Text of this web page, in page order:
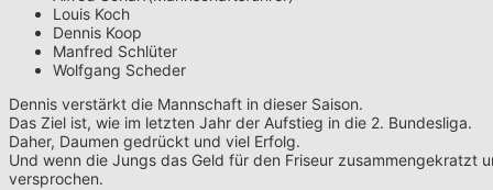
Louis Koch
Dennis Koop
Manfred Schlüter
Wolfgang Scheder
Dennis verstärkt die Mannschaft in dieser Saison.
Das Ziel ist, wie im letzten Jahr der Aufstieg in die 2. Bundesliga.
Daher, Daumen gedrückt und viel Erfolg.
Und wenn die Jungs das Geld für den Friseur zusammengekratzt
versprochen.